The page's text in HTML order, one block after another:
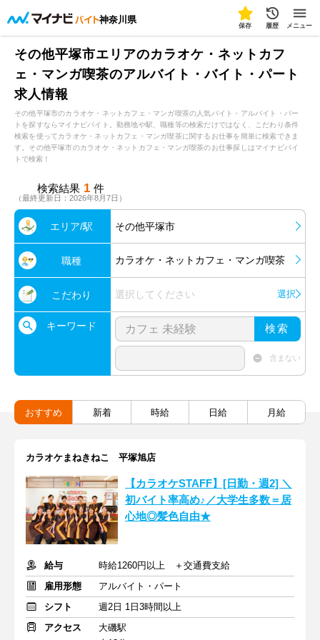
神奈川県
保存 履歴 メニュー
その他平塚市エリアのカラオケ・ネットカフ
ェ・マンガ喫茶のアルバイト・バイト・パート
求人情報
その他平塚市のカラオケ・ネットカフェ・マンガ喫茶の人気バイト・アルバイト・パー
トを探すならマイナビバイト。勤務地や駅、職種等の検索だけではなく、こだわり条件
検索を使ってカラオケ・ネットカフェ・マンガ喫茶に関するお仕事を簡単に検索できま
す。その他平塚市のカラオケ・ネットカフェ・マンガ喫茶のお仕事探しはマイナビバイ
トで検索！
検索結果 1 件
（最終更新日：2026年8月7日）
エリア/駅 その他平塚市
職種 カラオケ・ネットカフェ・マンガ喫茶
こだわり 選択してください 選択
キーワード 検索
含まない
おすすめ 新着 時給 日給 月給
カラオケまねきねこ 平塚旭店
【カラオケSTAFF】[日勤・週2] ＼
初バイト率高め♪／大学生多数＝居
心地◎髪色自由★
給与
時給1260円以上 ＋交通費支給
雇用形態
アルバイト・パート
シフト
週2日 1日3時間以上
アクセス
大磯駅